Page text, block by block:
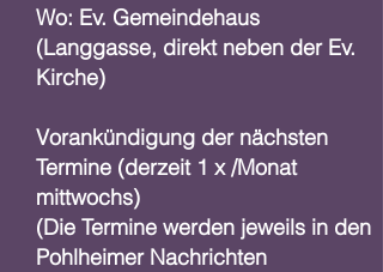
Wo: Ev. Gemeindehaus
(Langgasse, direkt neben der Ev.
Kirche)
Vorankündigung der nächsten
Termine (derzeit 1 x /Monat
mittwochs)
(Die Termine werden jeweils in den
Pohlheimer Nachrichten